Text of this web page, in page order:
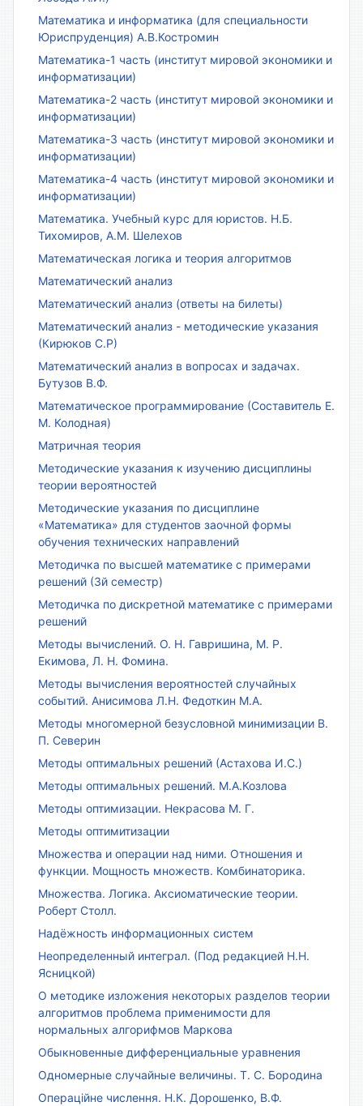
Математика и информатика (для специальности
Юриспруденция) А.В.Костромин
Математика-1 часть (институт мировой экономики и
информатизации)
Математика-2 часть (институт мировой экономики и
информатизации)
Математика-3 часть (институт мировой экономики и
информатизации)
Математика-4 часть (институт мировой экономики и
информатизации)
Математика. Учебный курс для юристов. Н.Б.
Тихомиров, А.М. Шелехов
Математическая логика и теория алгоритмов
Математический анализ
Математический анализ (ответы на билеты)
Математический анализ - методические указания
(Кирюков С.Р)
Математический анализ в вопросах и задачах.
Бутузов В.Ф.
Математическое программирование (Составитель Е.
М. Колодная)
Матричная теория
Методические указания к изучению дисциплины
теории вероятностей
Методические указания по дисциплине
«Математика» для студентов заочной формы
обучения технических направлений
Методичка по высшей математике с примерами
решений (3й семестр)
Методичка по дискретной математике с примерами
решений
Методы вычислений. О. Н. Гавришина, М. Р.
Екимова, Л. Н. Фомина.
Методы вычисления вероятностей случайных
событий. Анисимова Л.Н. Федоткин М.А.
Методы многомерной безусловной минимизации В.
П. Северин
Методы оптимальных решений (Астахова И.С.)
Методы оптимальных решений. М.А.Козлова
Методы оптимизации. Некрасова М. Г.
Методы оптимитизации
Множества и операции над ними. Отношения и
функции. Мощность множеств. Комбинаторика.
Множества. Логика. Аксиоматические теории.
Роберт Столл.
Надёжность информационных систем
Неопределенный интеграл. (Под редакцией Н.Н.
Ясницкой)
О методике изложения некоторых разделов теории
алгоритмов проблема применимости для
нормальных алгорифмов Маркова
Обыкновенные дифференциальные уравнения
Одномерные случайные величины. Т. С. Бородина
Операційне числення. Н.К. Дорошенко, В.Ф.